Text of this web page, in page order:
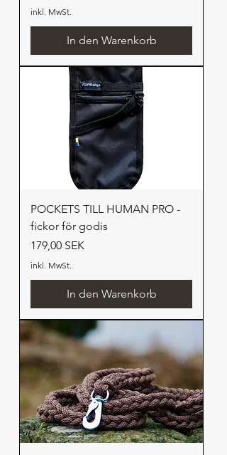
inkl. MwSt.
In den Warenkorb
POCKETS TILL HUMAN PRO -
fickor för godis
Preis
179,00 SEK
inkl. MwSt.
In den Warenkorb